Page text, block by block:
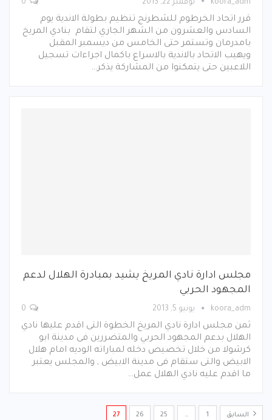
koora_adm نوفمبر 22, 2013
قرر اتحاد الخرطوم للشطرنج تنظيم بطولة الاندية يوم
السادس والعشرون من الشهر الجاري لتقام بنادي المريخ
بامدرمان وتستمر حتى الخامس من ديسمبر المقبل
ويهيب الاتحاد بالاندية بالاسراع باكمال اجراءات تسجيل
اللاعبين حتى يتمكنوا من المشاركة يذكر…
مجلس ادارة نادي المريخ يشيد بمبادرة الهلال لدعم
المجهود الحربي
koora_adm يونيو 5, 2013
ثمن مجلس ادارة نادي المريخ الخطوة التى اقدم عليها نادي
الهلال بدعم المجهود الحربي والمتضررين فى مدينة ابو
كرشولا من خلال تخصيص دخله لمباراته الوديه امام هلال
الابيض والتى ستقام فى مدينة الابيض , والمجلس يعتبر
ما اقدم عليه نادي الهلال عمل…
السابق 1
…
25
26
27